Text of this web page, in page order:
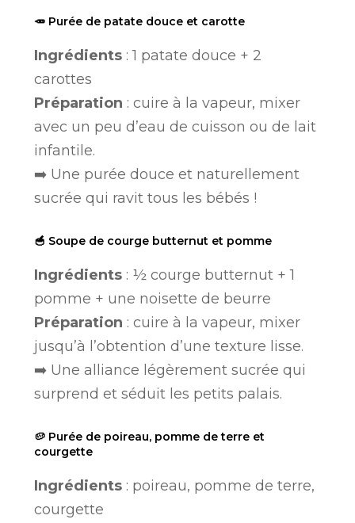
🥕 Purée de patate douce et carotte
Ingrédients: 1 patate douce + 2
carottes
Préparation : cuire à la vapeur, mixer
avec un peu d’eau de cuisson ou de lait
infantile.
➡️ Une purée douce et naturellement
sucrée qui ravit tous les bébés !
🥣 Soupe de courge butternut et pomme
Ingrédients: ½ courge butternut + 1
pomme + une noisette de beurre
Préparation : cuire à la vapeur, mixer
jusqu’à l’obtention d’une texture lisse.
➡️ Une alliance légèrement sucrée qui
surprend et séduit les petits palais.
🥔 Purée de poireau, pomme de terre et
courgette
Ingrédients: poireau, pomme de terre,
courgette